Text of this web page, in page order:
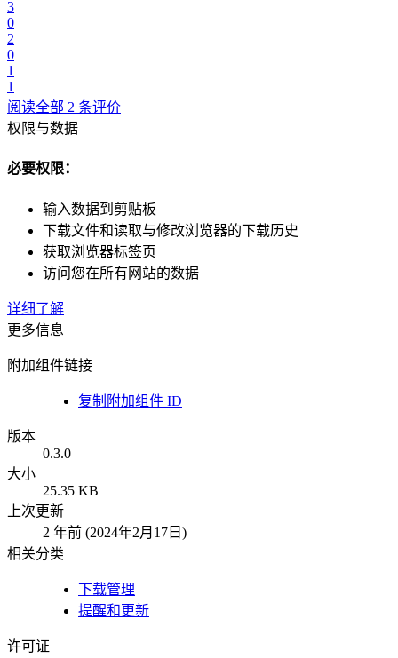
3
0
2
0
1
1
阅读全部 2 条评价
权限与数据
必要权限：
输入数据到剪贴板
下载文件和读取与修改浏览器的下载历史
获取浏览器标签页
访问您在所有网站的数据
详细了解
更多信息
附加组件链接
复制附加组件 ID
版本
0.3.0
大小
25.35 KB
上次更新
2 年前 (2024年2月17日)
相关分类
下载管理
提醒和更新
许可证